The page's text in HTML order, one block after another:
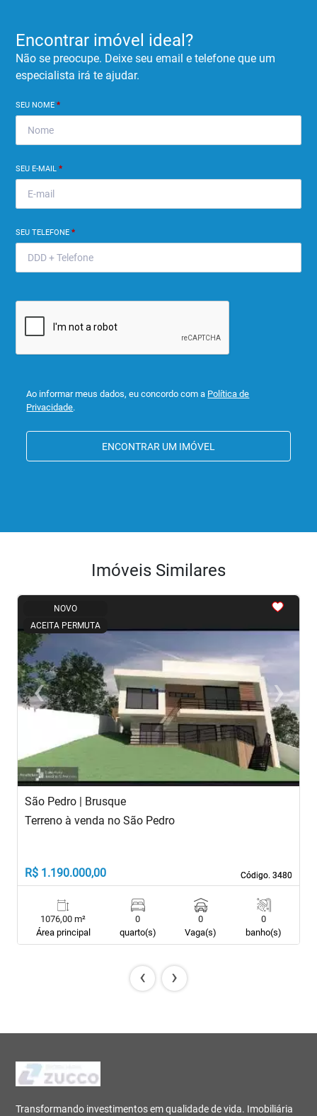
Encontrar imóvel ideal?
Não se preocupe. Deixe seu email e telefone que um
especialista irá te ajudar.
SEU NOME*
SEU E-MAIL*
SEU TELEFONE*
Ao informar meus dados, eu concordo com a Política de
Privacidade.
ENCONTRAR UM IMÓVEL
Imóveis Similares
NOVO
ACEITA PERMUTA
‹Previous ›Next
São Pedro | Brusque
Código. 3480
Código. 3480
Terreno à venda no São Pedro
R$ 1.190.000,00
1076,00 m²
Área principal
0
quarto(s)
0
Vaga(s)
0
banho(s)
‹ ›
Transformando investimentos em qualidade de vida. Imobiliária